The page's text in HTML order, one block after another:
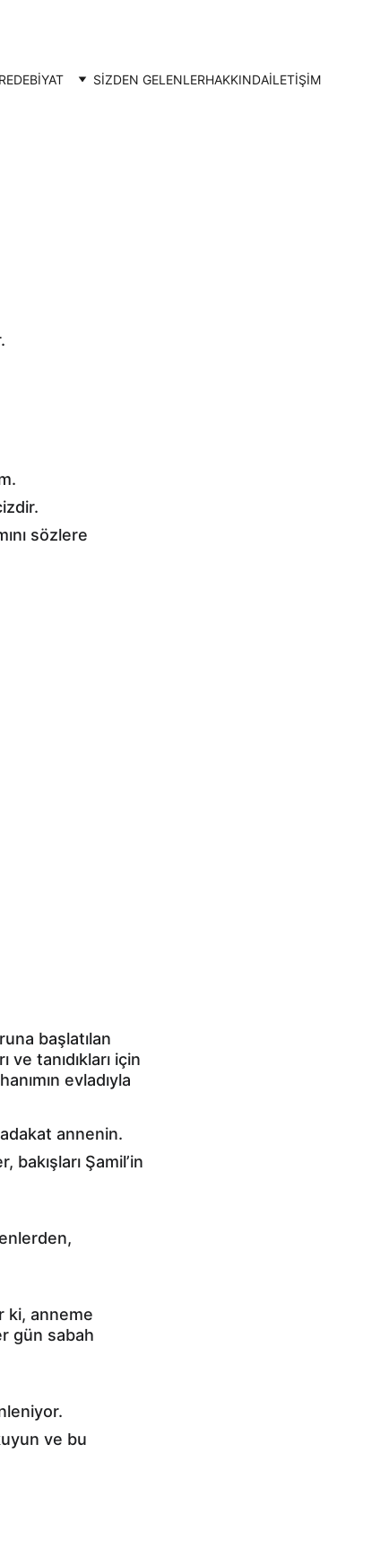
EDEBİYAT SİZDEN GELENLERHAKKINDAİLETIŞIM
sözlere
başlatılan
tanıdıkları için
evladıyla
annenin.
Şamil’in
ki, anneme
gün sabah
ve bu